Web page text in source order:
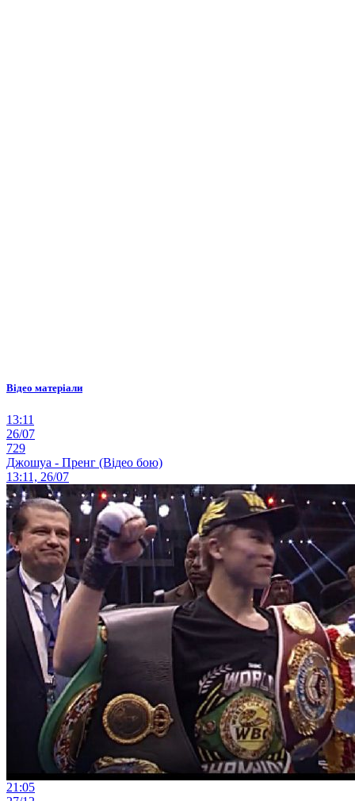
Відео матеріали
13:11
26/07
729
Джошуа - Пренг (Відео бою)
13:11, 26/07
21:05